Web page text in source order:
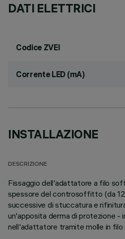
DATI ELETTRICI
Codice ZVEI
Corrente LED (mA)
INSTALLAZIONE
DESCRIZIONE
Fissaggio dell'adattatore a filo
spessore del controsoffitto (da
successive di stuccatura e
un'apposita derma di protezione -
nell'adattatore tramite molle in filo